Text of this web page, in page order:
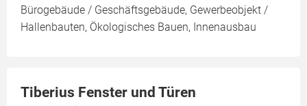
Bürogebäude / Geschäftsgebäude, Gewerbeobjekt /
Hallenbauten, Ökologisches Bauen, Innenausbau
Tiberius Fenster und Türen